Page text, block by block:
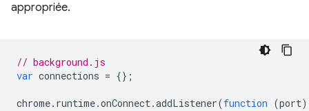
appropriée.
// background.js
var connections = {};
chrome. runtime.onConnect.addListener(function (port)